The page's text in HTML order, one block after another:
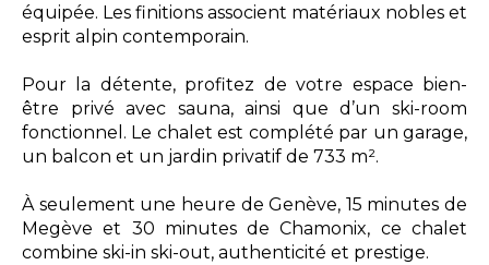
équipée. Les finitions associent matériaux nobles et
esprit alpin contemporain.
Pour la détente, profitez de votre espace bien-
être privé avec sauna, ainsi que d’un ski-room
fonctionnel. Le chalet est complété par un garage,
un balcon et un jardin privatif de 733 m².
À seulement une heure de Genève, 15 minutes de
Megève et 30 minutes de Chamonix, ce chalet
combine ski-in ski-out, authenticité et prestige.